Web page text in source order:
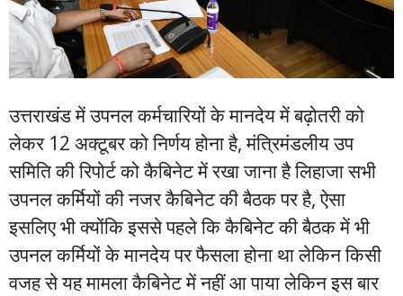
उत्तराखंड में उपनल कर्मचारियों के मानदेय में बढ़ोतरी को
लेकर 12 अक्टूबर को निर्णय होना है, मंत्रिमंडलीय उप
समिति की रिपोर्ट को कैबिनेट में रखा जाना है लिहाजा सभी
उपनल कर्मियों की नजर कैबिनेट की बैठक पर है, ऐसा
इसलिए भी क्योंकि इससे पहले कि कैबिनेट की बैठक में भी
उपनल कर्मियों के मानदेय पर फैसला होना था लेकिन किसी
वजह से यह मामला कैबिनेट में नहीं आ पाया लेकिन इस बार